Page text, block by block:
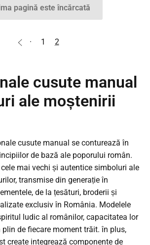
pagină este încărcată
· 1 2
cusute manual
ale moștenirii
cusute manual se conturează în
de bază ale poporului român.
mai vechi și autentice simboluri ale
transmise din generație în
de la țesături, broderii și
exclusiv în România. Modelele
ludic al românilor, capacitatea lor
plin de fiecare moment trăit. în plus,
create integrează componente de